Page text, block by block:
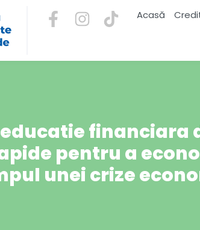
Acasă
financiara
pentru a
unei crize